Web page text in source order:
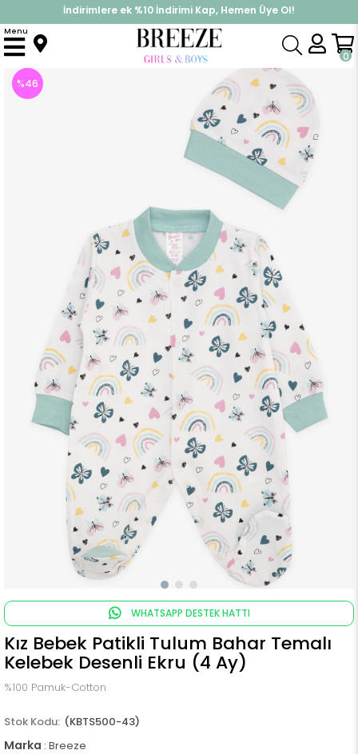
%30 Sepette Yaz İndirimi, Hemen Al!
İndirimlere ek %10 İndirimi Kap, Hemen Üye Ol!
0
Menu
Anasayfa Tulum Kız Bebek Patikli Tulum Bahar Temalı Kelebek Desenli Ekru (4 Ay)
%46
WHATSAPP DESTEK HATTI
Kız Bebek Patikli Tulum Bahar Temalı
Kelebek Desenli Ekru (4 Ay)
%100 Pamuk-Cotton
(KBTS500-43)
Marka : Breeze